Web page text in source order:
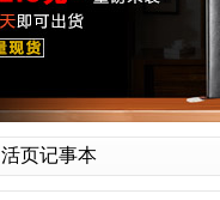
活页记事本